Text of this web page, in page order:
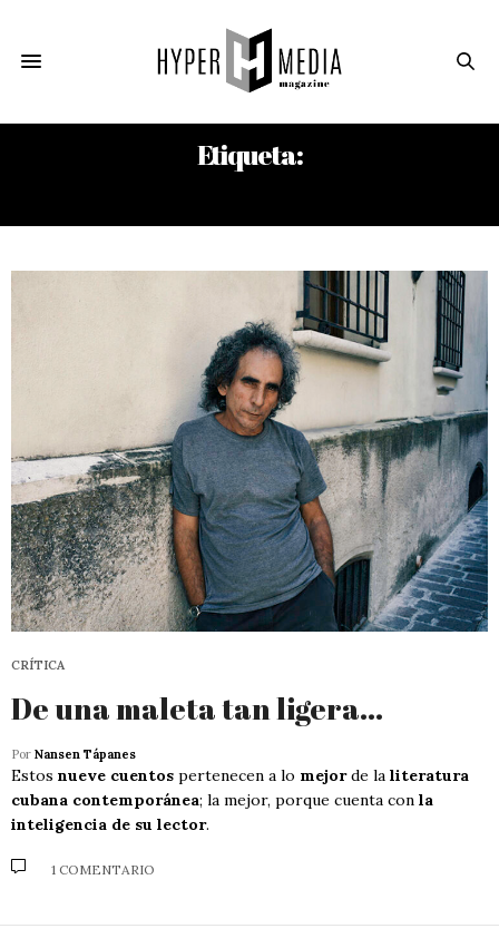
Etiqueta:
CRÍTICA
De una maleta tan ligera…
Por Nansen Tápanes
Estos nueve cuentos pertenecen a lo mejorde la literatura
cubana contemporánea; la mejor, porque cuenta con la
inteligencia de su lector.
1 COMENTARIO